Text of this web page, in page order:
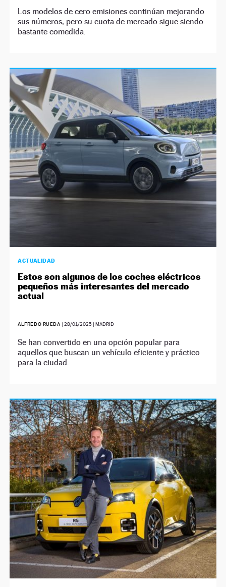
Los modelos de cero emisiones continúan mejorando
sus números, pero su cuota de mercado sigue siendo
bastante comedida.
ACTUALIDAD
Estos son algunos de los coches eléctricos
pequeños más interesantes del mercado
actual
ALFREDO RUEDA | 28/01/2025| MADRID
Se han convertido en una opción popular para
aquellos que buscan un vehículo eficiente y práctico
para la ciudad.